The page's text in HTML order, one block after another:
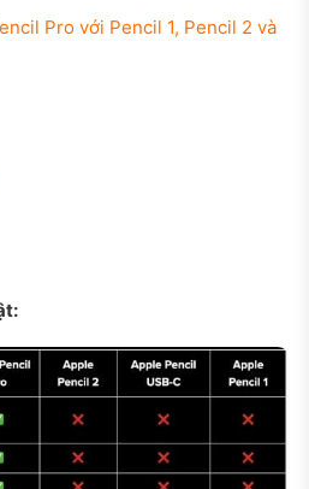
Pro với Pencil 1, Pencil 2 và